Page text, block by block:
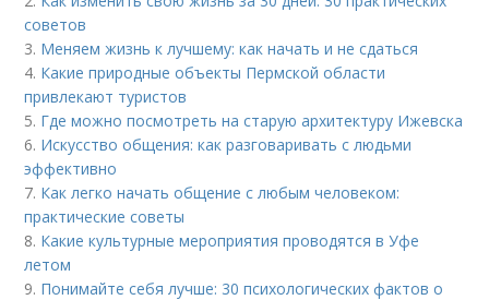
советов
3. Меняем жизнь к лучшему: как начать и не сдаться
4. Какие природные объекты Пермской области
привлекают туристов
5. Где можно посмотреть на старую архитектуру Ижевска
6. Искусство общения: как разговаривать с людьми
эффективно
7. Как легко начать общение с любым человеком:
практические советы
8. Какие культурные мероприятия проводятся в Уфе
летом
9. Понимайте себя лучше: 30 психологических фактов о